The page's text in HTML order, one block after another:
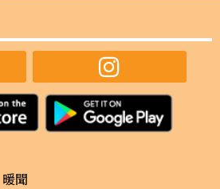
暖聞